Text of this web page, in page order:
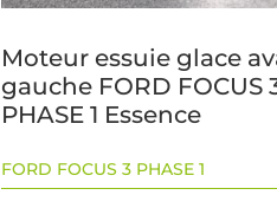
Moteur essuie glace
gauche FORD FOCUS
PHASE 1 Essence
FORD FOCUS 3 PHASE 1